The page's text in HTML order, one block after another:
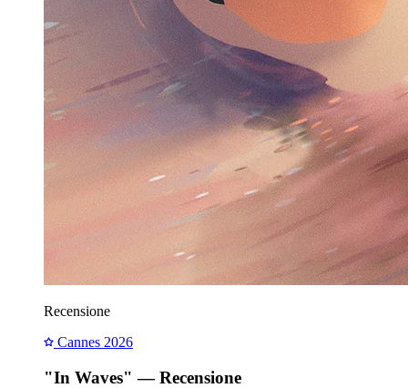
Recensione
Cannes 2026
"In Waves" — Recensione